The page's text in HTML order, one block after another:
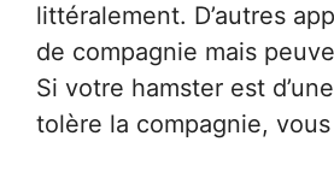
littéralement. D’autres
de compagnie mais
Si votre hamster est
tolère la compagnie,